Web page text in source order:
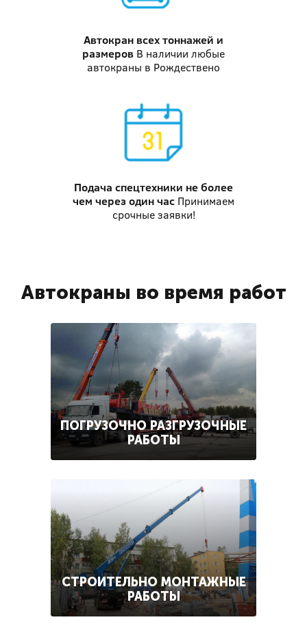
Автокран всех тоннажей и
размеров В наличии любые
автокраны в Рождествено
Подача спецтехники не более
чем через один час Принимаем
срочные заявки!
Автокраны во время работ
ПОГРУЗОЧНО РАЗГРУЗОЧНЫЕ
РАБОТЫ
СТРОИТЕЛЬНО МОНТАЖНЫЕ
РАБОТЫ